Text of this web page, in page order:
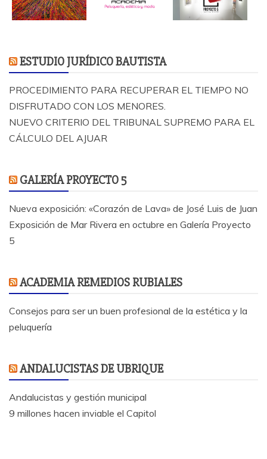
ESTUDIO JURÍDICO BAUTISTA
PROCEDIMIENTO PARA RECUPERAR EL TIEMPO NO
DISFRUTADO CON LOS MENORES.
NUEVO CRITERIO DEL TRIBUNAL SUPREMO PARA EL
CÁLCULO DEL AJUAR
GALERÍA PROYECTO 5
Nueva exposición: «Corazón de Lava» de José Luis de Juan
Exposición de Mar Rivera en octubre en Galería Proyecto
5
ACADEMIA REMEDIOS RUBIALES
Consejos para ser un buen profesional de la estética y la
peluquería
ANDALUCISTAS DE UBRIQUE
Andalucistas y gestión municipal
9 millones hacen inviable el Capitol